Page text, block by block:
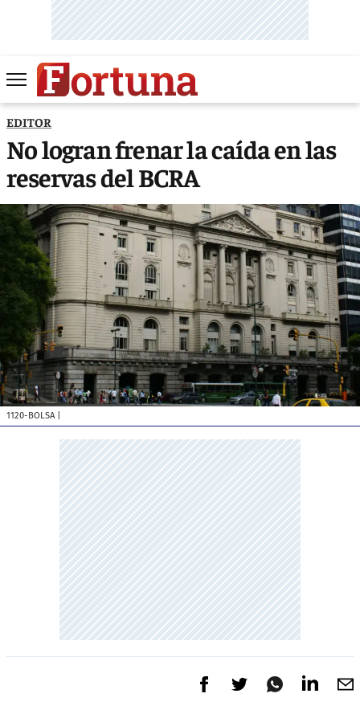
EDITOR
No logran frenar la caída en las
reservas del BCRA
1120-BOLSA|